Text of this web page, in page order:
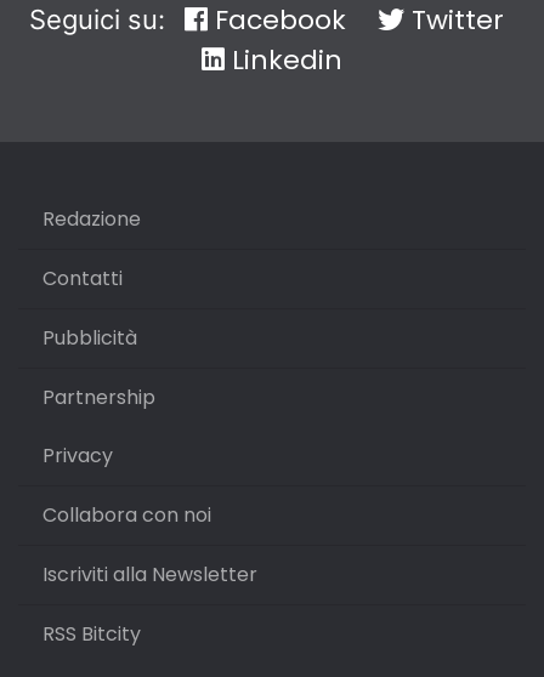
Seguici su: Facebook
Twitter
Linkedin
Redazione
Contatti
Pubblicità
Partnership
Privacy
Collabora con noi
Iscriviti alla Newsletter
RSS Bitcity